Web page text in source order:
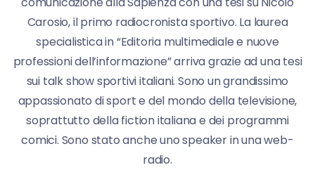
Carosio, il primo radiocronista sportivo. La laurea
specialistica in “Editoria multimediale e nuove
professioni dell’informazione” arriva grazie ad una tesi
sui talk show sportivi italiani. Sono un grandissimo
appassionato di sport e del mondo della televisione,
soprattutto della fiction italiana e dei programmi
comici. Sono stato anche uno speaker in una web-
radio.